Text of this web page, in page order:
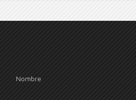
Nombre